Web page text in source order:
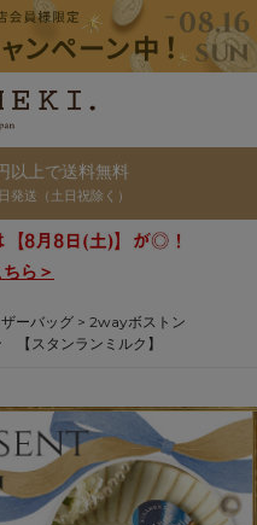
以上で送料無料
送（土日祝除く）
ら＞
ーバッグ
2wayボストン
【スタンランミルク】